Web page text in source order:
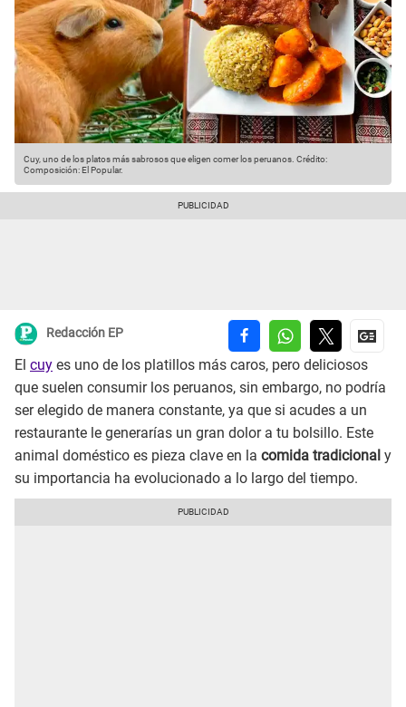
Cuy, uno de los platos más sabrosos que eligen comer los peruanos. Crédito:
Composición: El Popular.
Redacción EP
El cuy es uno de los platillos más caros, pero deliciosos
que suelen consumir los peruanos, sin embargo, no podría
ser elegido de manera constante, ya que si acudes a un
restaurante le generarías un gran dolor a tu bolsillo. Este
animal doméstico es pieza clave en la comida tradicional y
su importancia ha evolucionado a lo largo del tiempo.